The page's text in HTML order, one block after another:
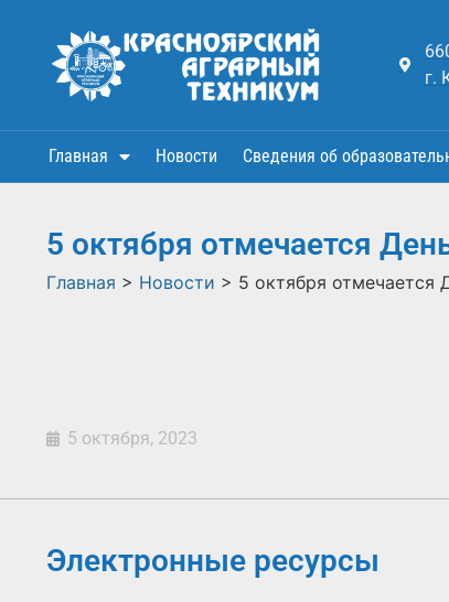
г.
Главная Новости Сведения об
5 октября отмечается
Главная > Новости > 5 октября отмечается
5 октября, 2023
Электронные ресурсы